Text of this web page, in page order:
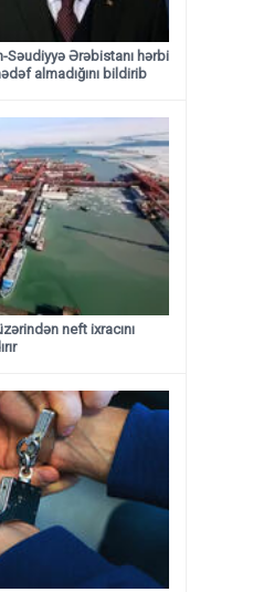
Səudiyyə Ərəbistanı hərbi
almadığını bildirib
neft ixracını